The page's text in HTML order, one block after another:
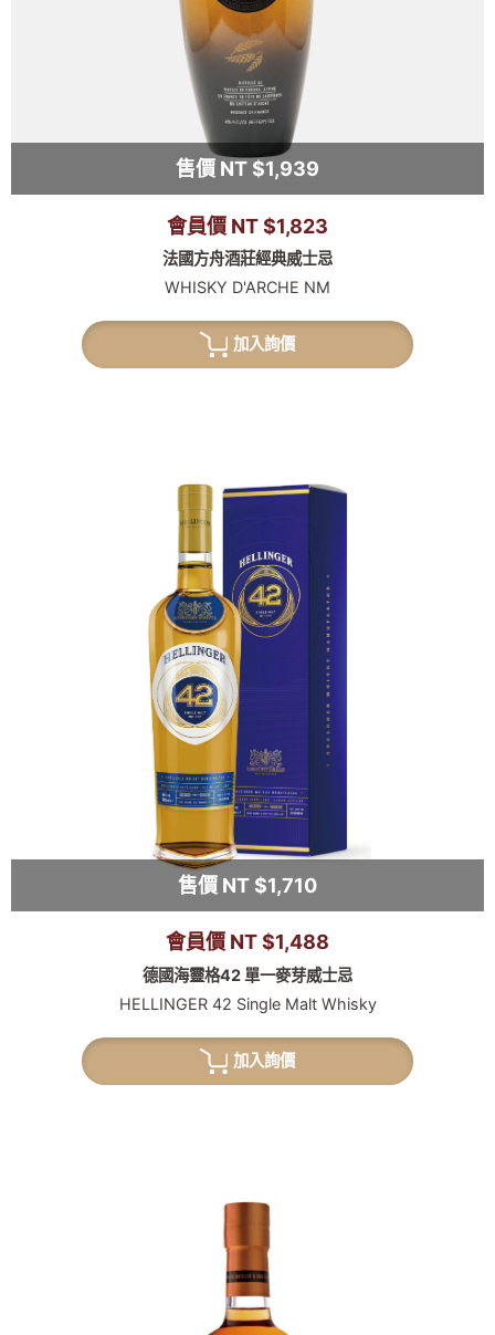
售價 NT $1,939
會員價 NT $1,823
法國方舟酒莊經典威士忌
WHISKY D'ARCHE NM
加入詢價
售價 NT $1,710
會員價 NT $1,488
德國海靈格42 單一麥芽威士忌
HELLINGER 42 Single Malt Whisky
加入詢價